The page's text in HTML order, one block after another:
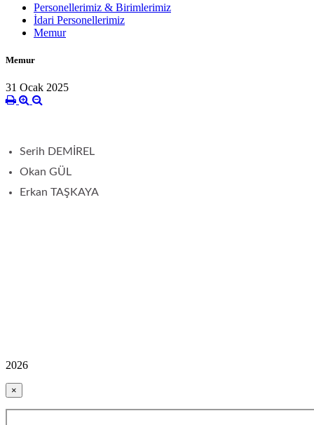
Personellerimiz & Birimlerimiz
İdari Personellerimiz
Memur
Memur
31 Ocak 2025
Serih DEMİREL
Okan GÜL
Erkan TAŞKAYA
2026
×